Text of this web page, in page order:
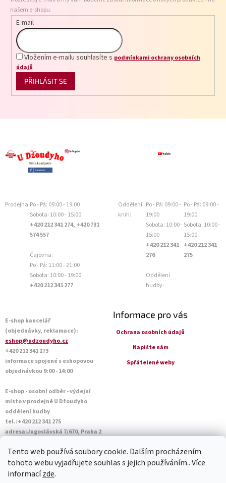
Tento web používá soubory cookie. Dalším procházením
tohoto webu vyjadřujete souhlas s jejich používáním.. Více
informacízde.
našem e-shopu.
E-mail
Vložením e-mailu souhlasíte s podmínkami ochrany osobních
údajů
PŘIHLÁSIT SE
Prodejna:Po - Pá: 09:00 - 19:00
Sobota: 10:00 - 15:00
+420 212 341 274, +420 731
574 557
Čajovna:
Po - Pá: 11:00 - 21:00
Sobota: 10:00 - 19:00
+420 212 341 277
Oddělení
knih:
Po - Pá: 09:00 -
19:00
Sobota: 10:00 -
15:00
+420 212 341
276
Oddělení
hudby:
Po - Pá: 09:00 -
19:00
Sobota: 10:00 -
15:00
+420 212 341
275
E-shop kancelář
(objednávky, reklamace):
eshop@udzoudyho.cz
+420 212 341 273
informace spojené s eshopovou
objednávkou 9:00 - 14:00
E-shop - osobní odběr - výdejní
místo v prodejně U Džoudyho
oddělení hudby
tel.:+420 212 341 275
adresa:Jugoslávská 7/670, Praha 2
Sobota: 10:00 - 14:45
Informace pro vás
Ochrana osobních údajů
Napište nám
Spřátelené weby